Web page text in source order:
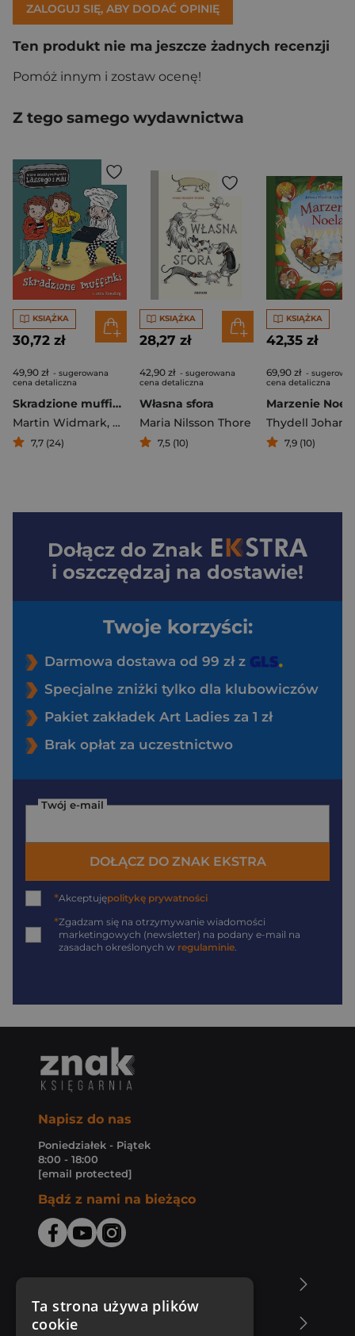
ZALOGUJ SIĘ, ABY DODAĆ OPINIĘ
Ten produkt nie ma jeszcze żadnych recenzji
Pomóż innym i zostaw ocenę!
Z tego samego wydawnictwa
KSIĄŻKA
30,72 zł
49,90 zł - sugerowana
cena detaliczna
Skradzione muffinki i inne komiksy
Martin Widmark, Helena Willis
7,7 (24)
KSIĄŻKA
28,27 zł
42,90 zł - sugerowana
cena detaliczna
Własna sfora
Maria Nilsson Thore
7,5 (10)
KSIĄŻKA
42,35 zł
69,90 zł -
cena detaliczna
Marzenie
Thydell
7,9 (10)
Dołącz do Znak
i oszczędzaj na dostawie!
Twoje korzyści:
Darmowa dostawa od 99 zł z
Specjalne zniżki tylko dla klubowiczów
Pakiet zakładek Art Ladies za 1 zł
Brak opłat za uczestnictwo
Twój e-mail
DOŁĄCZ DO ZNAK EKSTRA
*Akceptujępolitykę prywatności
*Zgadzam się na otrzymywanie wiadomości
marketingowych (newsletter) na podany e-mail na
zasadach określonych w regulaminie
Napisz do nas
Poniedziałek - Piątek
8:00 - 18:00
[email protected]
Bądź z nami na bieżąco
Zakupy u nas
Ta strona używa plików
cookie